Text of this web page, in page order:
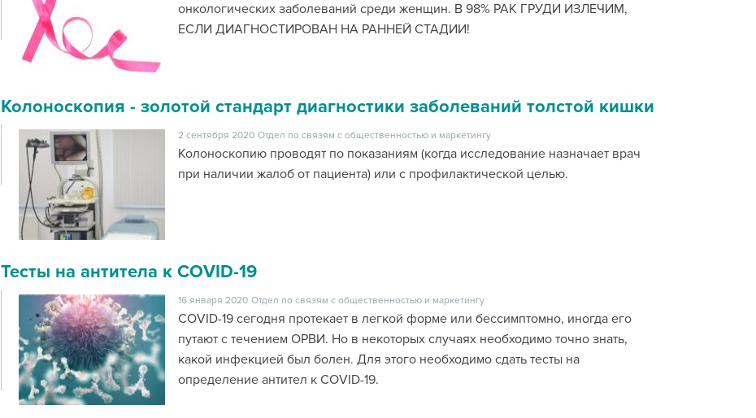
онкологических заболеваний среди женщин. В 98% РАК ГРУДИ ИЗЛЕЧИМ,
ЕСЛИ ДИАГНОСТИРОВАН НА РАННЕЙ СТАДИИ!
Колоноскопия - золотой стандарт диагностики заболеваний толстой кишки
2 сентября 2020 Отдел по связям с общественностью и маркетингу
Колоноскопию проводят по показаниям (когда исследование назначает врач
при наличии жалоб от пациента) или с профилактической целью.
Тесты на антитела к COVID-19
16 января 2020 Отдел по связям с общественностью и маркетингу
COVID-19 сегодня протекает в легкой форме или бессимптомно, иногда его
путают с течением ОРВИ. Но в некоторых случаях необходимо точно знать,
какой инфекцией был болен. Для этого необходимо сдать тесты на
определение антител к COVID-19.